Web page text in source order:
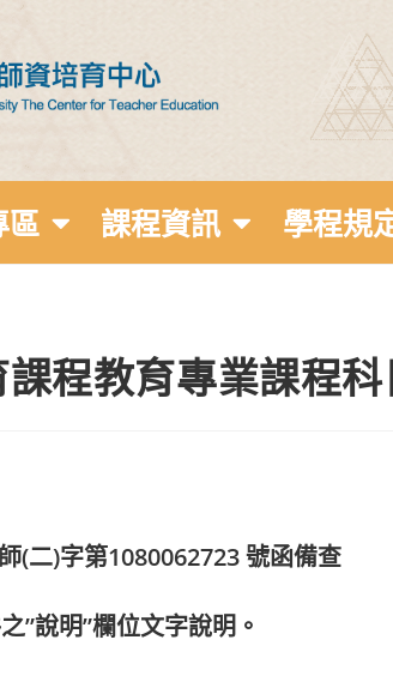
區 課程資訊 學程規
程教育專業課程
(二)字第1080062723 號函備查
”說明”欄位文字說明。